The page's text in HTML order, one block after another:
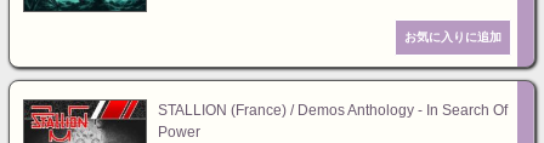
STALLION (France) / Demos Anthology - In Search Of
Power